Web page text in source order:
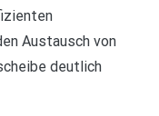
Austausch von
deutlich